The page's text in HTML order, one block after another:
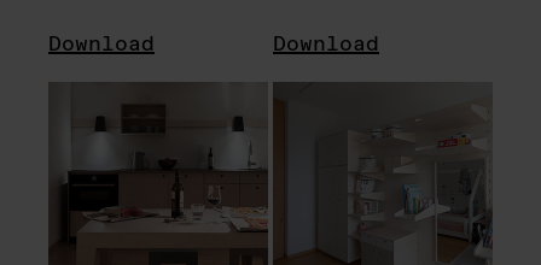
Download Download